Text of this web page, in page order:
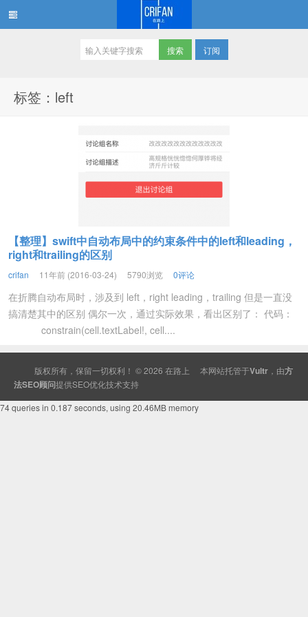
订阅
标签：left
【整理】swift中自动布局中的约束条件中的left和leading，
right和trailing的区别
crifan 11年前 (2016-03-24) 5790浏览 0评论
在折腾自动布局时，涉及到 left，right leading，trailing 但是一直没
搞清楚其中的区别 偶尔一次，通过实际效果，看出区别了： 代码：
constrain(cell.textLabel!, cell....
版权所有，保留一切权利！ © 2026 在路上 本网站托管于Vultr ，由方
法SEO顾问提供SEO优化技术支持
74 queries in 0.187 seconds, using 20.46MB memory